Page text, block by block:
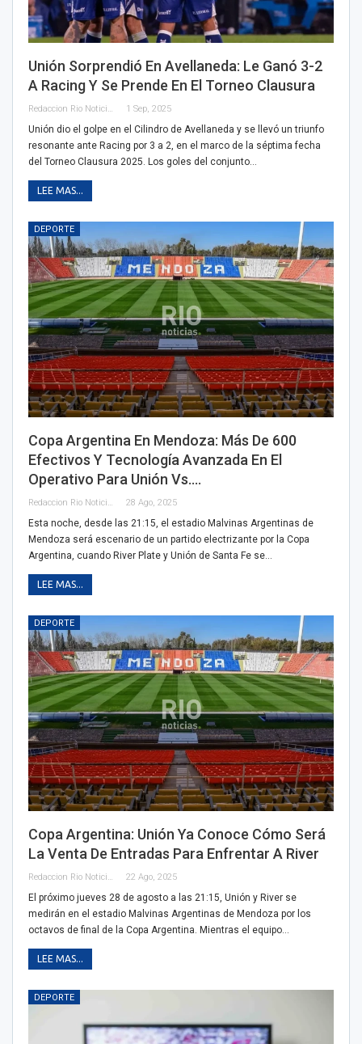
Unión Sorprendió En Avellaneda: Le Ganó 3-2
A Racing Y Se Prende En El Torneo Clausura
Redaccion Rio Noticias 1 Sep, 2025
Unión dio el golpe en el Cilindro de Avellaneda y se llevó un triunfo
resonante ante Racing por 3 a 2, en el marco de la séptima fecha
del Torneo Clausura 2025. Los goles del conjunto…
LEE MAS...
DEPORTE
Copa Argentina En Mendoza: Más De 600
Efectivos Y Tecnología Avanzada En El
Operativo Para Unión Vs.…
Redaccion Rio Noticias 28 Ago, 2025
Esta noche, desde las 21:15, el estadio Malvinas Argentinas de
Mendoza será escenario de un partido electrizante por la Copa
Argentina, cuando River Plate y Unión de Santa Fe se…
LEE MAS...
DEPORTE
Copa Argentina: Unión Ya Conoce Cómo Será
La Venta De Entradas Para Enfrentar A River
Redaccion Rio Noticias 22 Ago, 2025
El próximo jueves 28 de agosto a las 21:15, Unión y River se
medirán en el estadio Malvinas Argentinas de Mendoza por los
octavos de final de la Copa Argentina. Mientras el equipo…
LEE MAS...
DEPORTE